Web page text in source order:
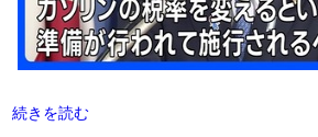
続きを読む